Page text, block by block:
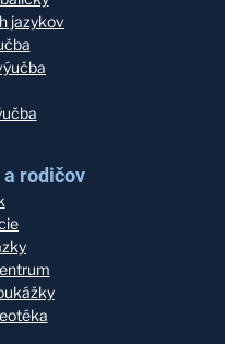
jazykov
a rodičov